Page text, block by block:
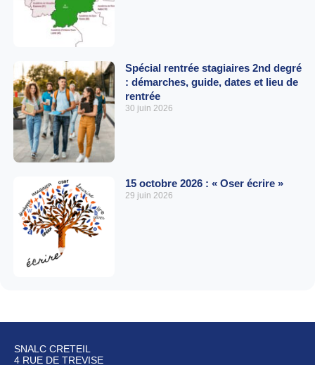
Spécial rentrée stagiaires 2nd degré
: démarches, guide, dates et lieu de
rentrée
30 juin 2026
15 octobre 2026 : « Oser écrire »
29 juin 2026
SNALC CRETEIL
4 RUE DE TREVISE